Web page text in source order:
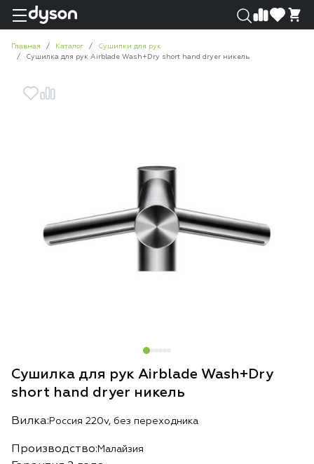
Главная Каталог
Сушилки для рук
Сушилка для рук Airblade Wash+Dry short hand dryer никель
Сушилка для рук Airblade Wash+Dry
short hand dryer никель
Вилка: Россия 220v, без переходника
Производство: Малайзия